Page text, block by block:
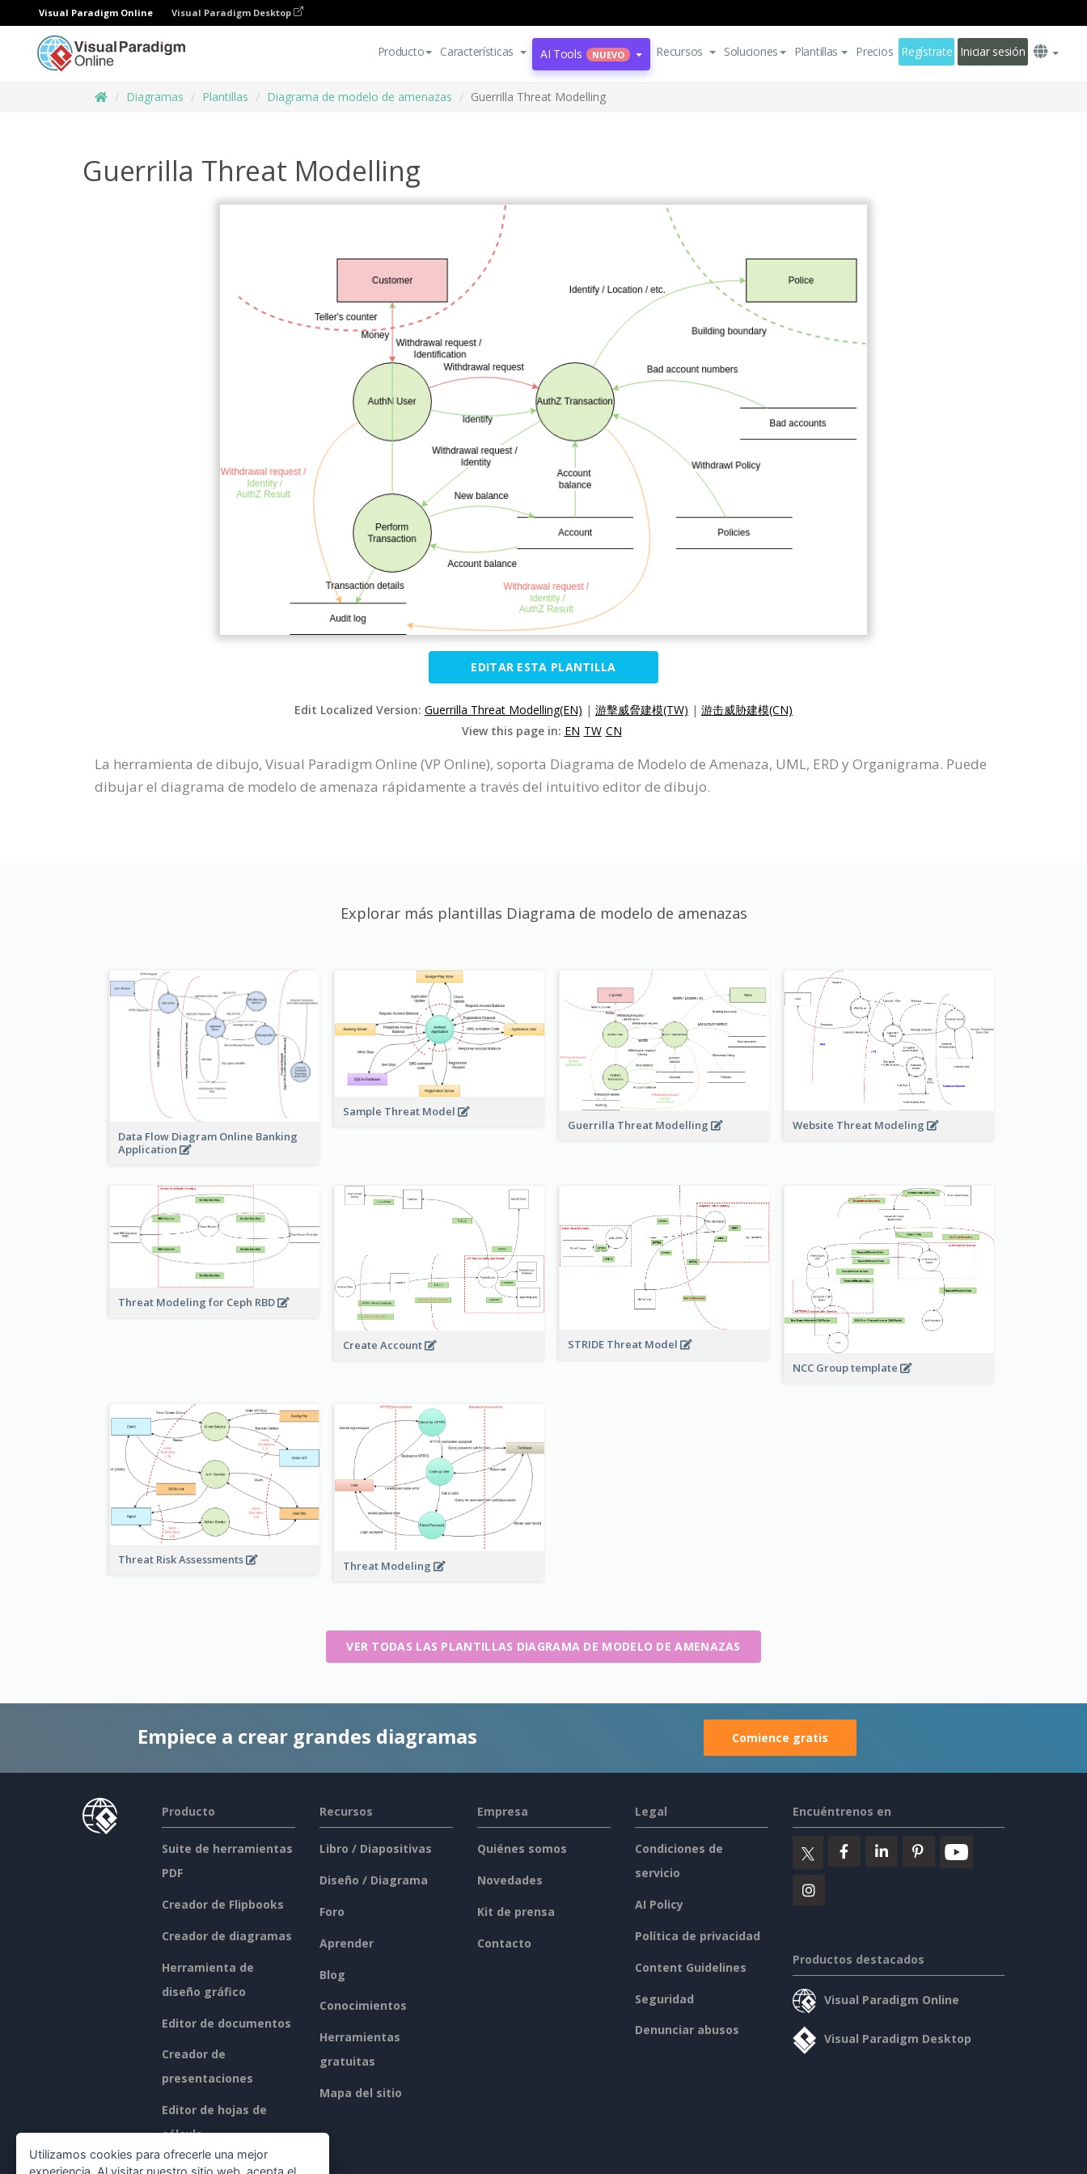
Visual Paradigm Online Visual Paradigm Desktop
Producto Características AI Tools NUEVO Recursos Soluciones Plantillas Precios Regístrate Iniciar sesión
Diagramas Plantillas Diagrama de modelo de amenazas Guerrilla Threat Modelling
Guerrilla Threat Modelling
EDITAR ESTA PLANTILLA
Edit Localized Version: Guerrilla Threat Modelling(EN) | 游擊威脅建模(TW) | 游击威胁建模(CN)
View this page in: EN TW CN
La herramienta de dibujo, Visual Paradigm Online (VP Online), soporta Diagrama de Modelo de Amenaza, UML, ERD y Organigrama. Puede
dibujar el diagrama de modelo de amenaza rápidamente a través del intuitivo editor de dibujo.
Explorar más plantillas Diagrama de modelo de amenazas
Data Flow Diagram Online Banking
Application
Sample Threat Model
Guerrilla Threat Modelling
Website Threat Modeling
Threat Modeling for Ceph RBD
Create Account
STRIDE Threat Model
NCC Group template
Threat Risk Assessments Threat Modeling
VER TODAS LAS PLANTILLAS DIAGRAMA DE MODELO DE AMENAZAS
Empiece a crear grandes diagramas Comience gratis
Producto
Suite de herramientas
PDF
Creador de Flipbooks
Creador de diagramas
Herramienta de
diseño gráfico
Editor de documentos
Creador de
presentaciones
Editor de hojas de
cálculo
Precios
Recursos
Libro / Diapositivas
Diseño / Diagrama
Foro
Aprender
Blog
Conocimientos
Herramientas
gratuitas
Mapa del sitio
Empresa
Quiénes somos
Novedades
Kit de prensa
Contacto
Legal
Condiciones de
servicio
AI Policy
Política de privacidad
Content Guidelines
Seguridad
Denunciar abusos
Encuéntrenos en
Productos destacados
Visual Paradigm Online
Visual Paradigm Desktop
Utilizamos cookies para ofrecerle una mejor